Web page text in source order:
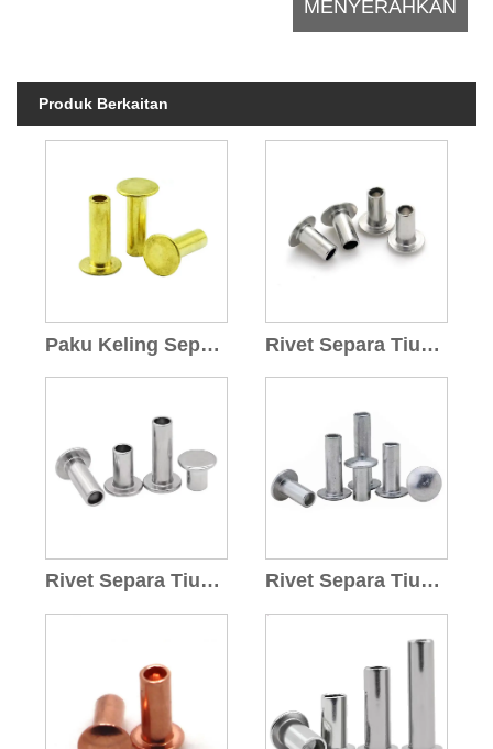
Produk Berkaitan
Paku Keling Separuh Tiub Loyang Rivet Separa Tiub Keluli
Rivet Separa Tiub Keluli Tahan Karat Rivet Separa Tiub Aluminium